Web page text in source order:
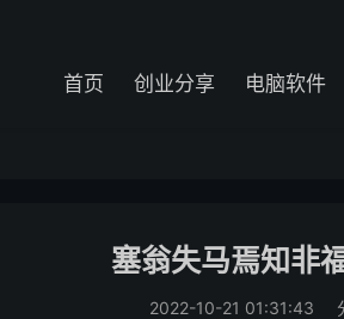
首页 创业分享 电脑软件
塞翁失马焉知非
2022-10-21 01:31:43